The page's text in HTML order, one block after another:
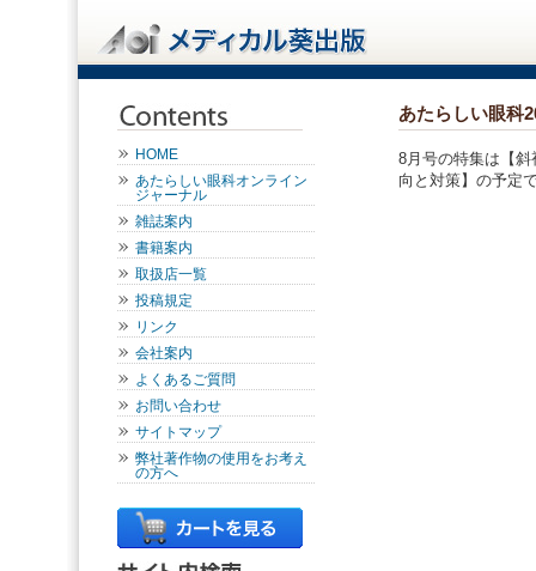
HOME
あたらしい眼科オンライン
ジャーナル
雑誌案内
書籍案内
取扱店一覧
投稿規定
リンク
会社案内
よくあるご質問
お問い合わせ
サイトマップ
弊社著作物の使用をお考え
の方へ
あたらしい眼科
8月号の特集は【
向と対策】の予定